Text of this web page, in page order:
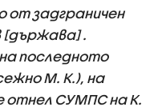
от задграничен
[държава] .
последното
М. К.), на
отнел СУМПС на К.